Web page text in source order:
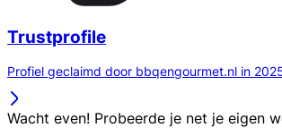
Trustprofile
Profiel geclaimd door bbqengourmet.nl in
Wacht even! Probeerde je net je eigen